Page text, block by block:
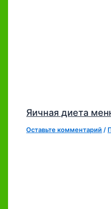
Яичная диета
Оставьте комментарий /